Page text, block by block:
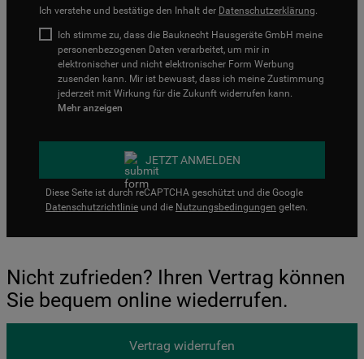
Ich verstehe und bestätige den Inhalt der Datenschutzerklärung.
Ich stimme zu, dass die Bauknecht Hausgeräte GmbH meine
personenbezogenen Daten verarbeitet, um mir in
elektronischer und nicht elektronischer Form Werbung
zusenden kann. Mir ist bewusst, dass ich meine Zustimmung
jederzeit mit Wirkung für die Zukunft widerrufen kann.
Mehr anzeigen
JETZT ANMELDEN
Diese Seite ist durch reCAPTCHA geschützt und die Google
Datenschutzrichtlinie und die Nutzungsbedingungen gelten.
Nicht zufrieden? Ihren Vertrag können
Sie bequem online wiederrufen.
Vertrag widerrufen